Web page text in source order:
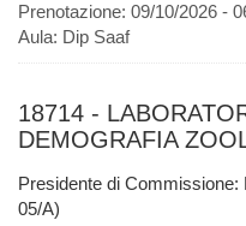
Prenotazione: 09/10/2026 -
Aula: Dip Saaf
18714 -
DEMOGRAFIA
Presidente di
05/A)